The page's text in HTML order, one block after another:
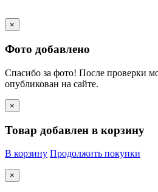
×
Фото добавлено
Спасибо за фото! После проверки
опубликован на сайте.
×
Товар добавлен в корзину
В корзину Продолжить покупки
×